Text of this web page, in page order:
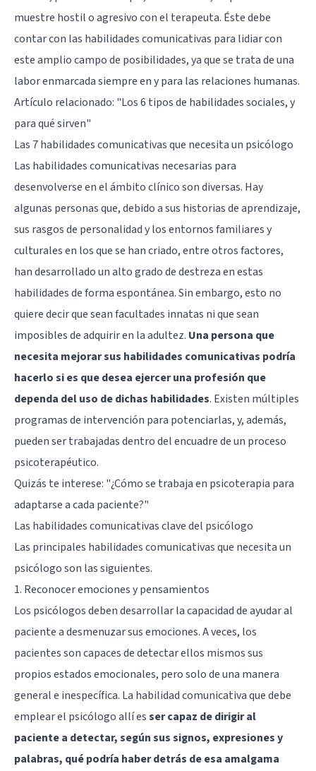
muestre hostil o agresivo con el terapeuta. Éste debe
contar con las habilidades comunicativas para lidiar con
este amplio campo de posibilidades, ya que se trata de una
labor enmarcada siempre en y para las relaciones humanas.
Artículo relacionado: "Los 6 tipos de habilidades sociales, y
para qué sirven"
Las 7 habilidades comunicativas que necesita un psicólogo
Las habilidades comunicativas necesarias para
desenvolverse en el ámbito clínico son diversas. Hay
algunas personas que, debido a sus historias de aprendizaje,
sus rasgos de personalidad y los entornos familiares y
culturales en los que se han criado, entre otros factores,
han desarrollado un alto grado de destreza en estas
habilidades de forma espontánea. Sin embargo, esto no
quiere decir que sean facultades innatas ni que sean
imposibles de adquirir en la adultez. Una persona que
necesita mejorar sus habilidades comunicativas podría
hacerlo si es que desea ejercer una profesión que
dependa del uso de dichas habilidades. Existen múltiples
programas de intervención para potenciarlas, y, además,
pueden ser trabajadas dentro del encuadre de un proceso
psicoterapéutico.
Quizás te interese: "¿Cómo se trabaja en psicoterapia para
adaptarse a cada paciente?"
Las habilidades comunicativas clave del psicólogo
Las principales habilidades comunicativas que necesita un
psicólogo son las siguientes.
1. Reconocer emociones y pensamientos
Los psicólogos deben desarrollar la capacidad de ayudar al
paciente a desmenuzar sus emociones. A veces, los
pacientes son capaces de detectar ellos mismos sus
propios estados emocionales, pero solo de una manera
general e inespecífica. La habilidad comunicativa que debe
emplear el psicólogo allí esser capaz de dirigir al
paciente a detectar, según sus signos, expresiones y
palabras, qué podría haber detrás de esa amalgama